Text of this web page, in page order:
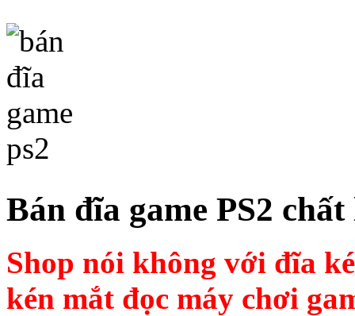
Bán đĩa game PS2
Shop nói không với đĩa
kén mắt đọc máy chơi